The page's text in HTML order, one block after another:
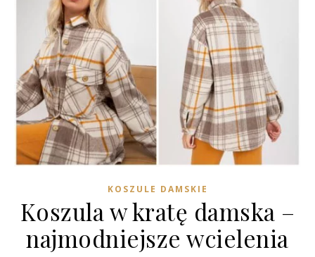
KOSZULE DAMSKIE
Koszula w kratę damska –
najmodniejsze wcielenia